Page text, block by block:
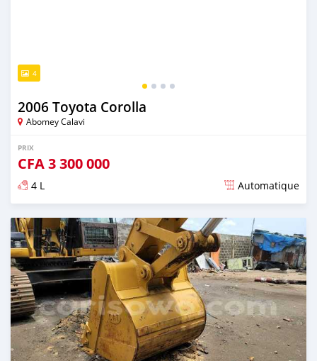
4
2006 Toyota Corolla
Abomey Calavi
PRIX
CFA3 300 000
4 L Automatique
Publié il y a plus de 4 ans